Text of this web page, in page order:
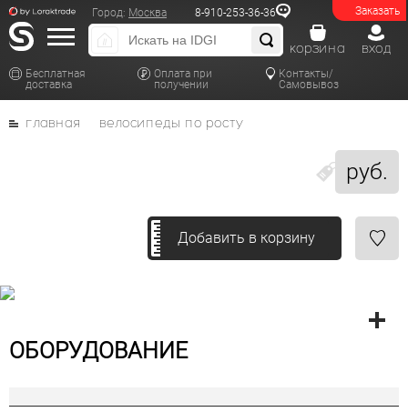
Заказать
Город: Москва 8-910-253-36-36
Бесплатная
доставка
Оплата при
получении
Контакты/
Самовывоз
вход
корзина
руб.
главная велосипеды по росту
Добавить в корзину
ОБОРУДОВАНИЕ